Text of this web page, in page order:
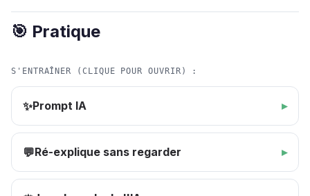
🎯 Pratique
S'ENTRAÎNER (CLIQUE POUR OUVRIR) :
✨Prompt IA
💬Ré-explique sans regarder